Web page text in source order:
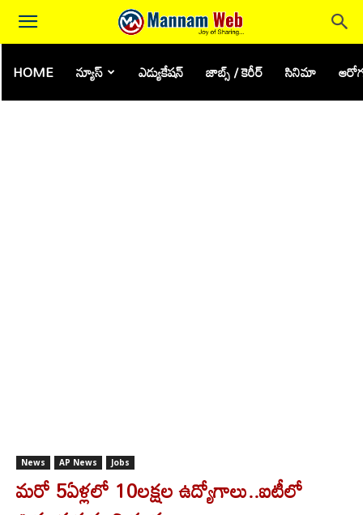
HOME న్యూస్ ఎడ్యుకేషన్ జాబ్స్ / కెరీర్ సినిమా
News AP News Jobs
మరో 5ఏళ్లలో 10లక్షల ఉద్యోగాలు..ఐటీలో